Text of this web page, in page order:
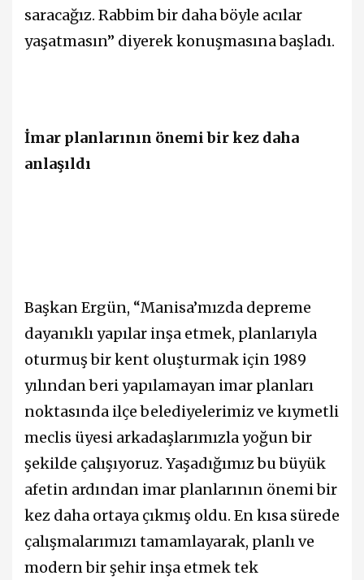
saracağız. Rabbim bir daha böyle acılar
yaşatmasın” diyerek konuşmasına başladı.
İmar planlarının önemi bir kez daha
anlaşıldı
Başkan Ergün, “Manisa’mızda depreme
dayanıklı yapılar inşa etmek, planlarıyla
oturmuş bir kent oluşturmak için 1989
yılından beri yapılamayan imar planları
noktasında ilçe belediyelerimiz ve kıymetli
meclis üyesi arkadaşlarımızla yoğun bir
şekilde çalışıyoruz. Yaşadığımız bu büyük
afetin ardından imar planlarının önemi bir
kez daha ortaya çıkmış oldu. En kısa sürede
çalışmalarımızı tamamlayarak, planlı ve
modern bir şehir inşa etmek tek